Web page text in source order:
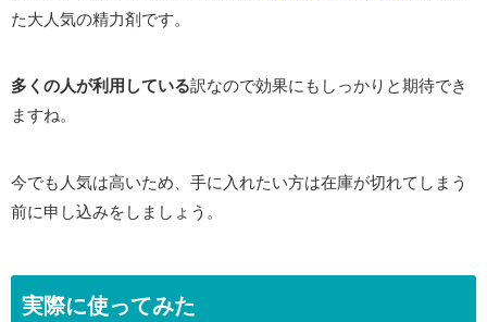
た大人気の精力剤です。
多くの人が利用している訳なので効果にもしっかりと期待でき
ますね。
今でも人気は高いため、手に入れたい方は在庫が切れてしまう
前に申し込みをしましょう。
実際に使ってみた